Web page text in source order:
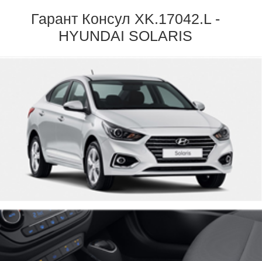
Гарант Консул XK.17042.L -
HYUNDAI SOLARIS